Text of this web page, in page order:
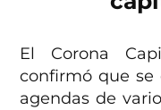
El Corona
confirmó que se
agendas de